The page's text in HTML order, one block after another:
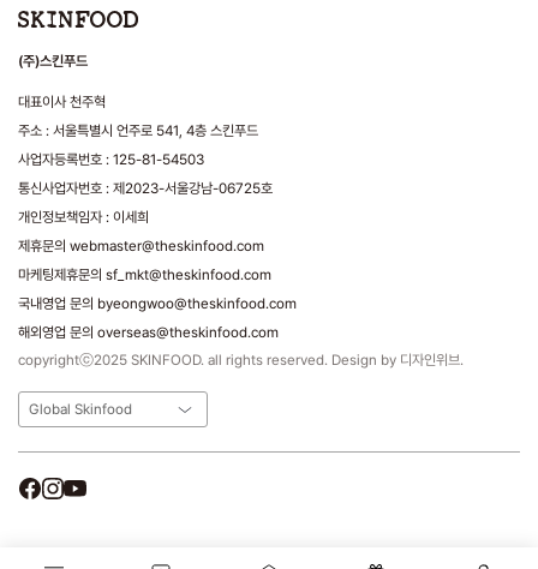
(주)스킨푸드
대표이사 천주혁
주소 : 서울특별시 언주로 541, 4층 스킨푸드
사업자등록번호 : 125-81-54503
통신사업자번호 : 제2023-서울강남-06725호
개인정보책임자 : 이세희
제휴문의 webmaster@theskinfood.com
마케팅제휴문의 sf_mkt@theskinfood.com
국내영업 문의 byeongwoo@theskinfood.com
해외영업 문의 overseas@theskinfood.com
copyrightⓒ2025 SKINFOOD. all rights reserved. Design by 디자인위브.
Global Skinfood